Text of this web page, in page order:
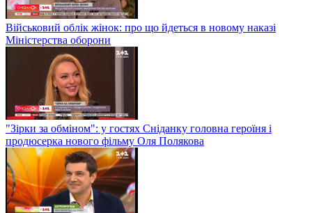
Військовий облік жінок: про що йдеться в новому наказі
Міністерства оборони
"Зірки за обміном": у гостях Сніданку головна героїня і
продюсерка нового фільму Оля Полякова